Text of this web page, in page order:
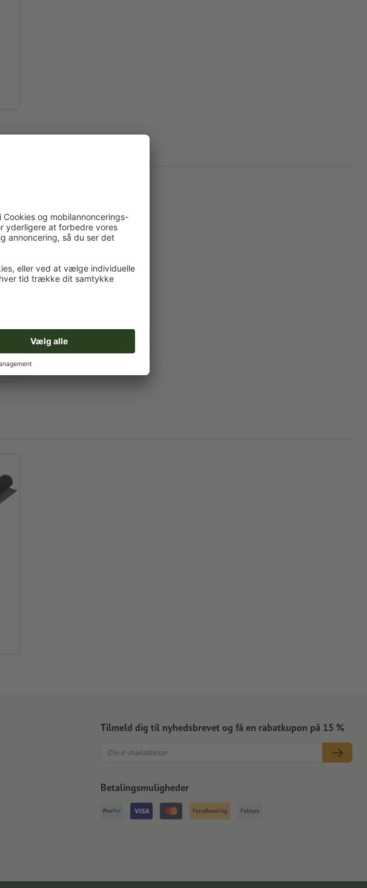
Tilmeld dig til nyhedsbrevet og få en rabatkupon på 15 %
Betalingsmuligheder
Forudbetaling Faktura